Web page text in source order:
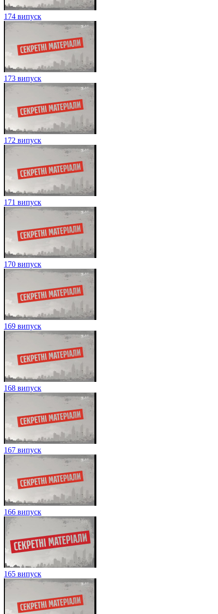
174 випуск
173 випуск
172 випуск
171 випуск
170 випуск
169 випуск
168 випуск
167 випуск
166 випуск
165 випуск